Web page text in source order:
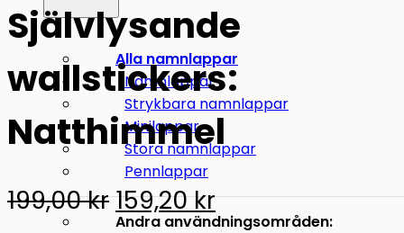
Alla namnlappar
Namnlappar
Strykbara namnlappar
Minilappar
Stora namnlappar
Pennlappar
Andra användningsområden:
Självlysande
wallstickers:
Natthimmel
199,00krOriginal
159,20krCurrent